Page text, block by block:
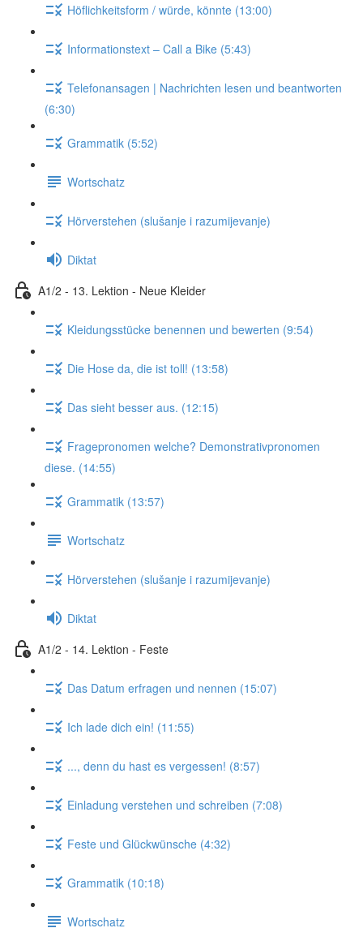
Höflichkeitsform / würde, könnte (13:00)
Informationstext – Call a Bike (5:43)
Telefonansagen | Nachrichten lesen und beantworten
(6:30)
Grammatik (5:52)
Wortschatz
Hörverstehen (slušanje i razumijevanje)
Diktat
A1/2 - 13. Lektion - Neue Kleider
Kleidungsstücke benennen und bewerten (9:54)
Die Hose da, die ist toll! (13:58)
Das sieht besser aus. (12:15)
Fragepronomen welche? Demonstrativpronomen
diese. (14:55)
Grammatik (13:57)
Wortschatz
Hörverstehen (slušanje i razumijevanje)
Diktat
A1/2 - 14. Lektion - Feste
Das Datum erfragen und nennen (15:07)
Ich lade dich ein! (11:55)
..., denn du hast es vergessen! (8:57)
Einladung verstehen und schreiben (7:08)
Feste und Glückwünsche (4:32)
Grammatik (10:18)
Wortschatz